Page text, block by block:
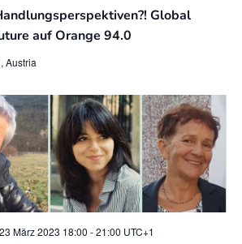
t
n
Global
auf Orange 94.0
, Austria
März 2023 18:00 -21:00 UTC+1